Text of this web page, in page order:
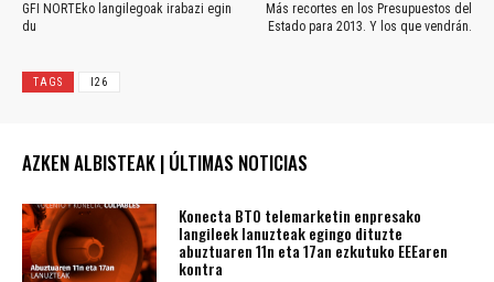
GFI NORTEko langilegoak irabazi egin
du
Más recortes en los Presupuestos del
Estado para 2013. Y los que vendrán.
TAGS I26
AZKEN ALBISTEAK | ÚLTIMAS NOTICIAS
Konecta BTO telemarketin enpresako
langileek lanuzteak egingo dituzte
abuztuaren 11n eta 17an ezkutuko EEEaren
kontra